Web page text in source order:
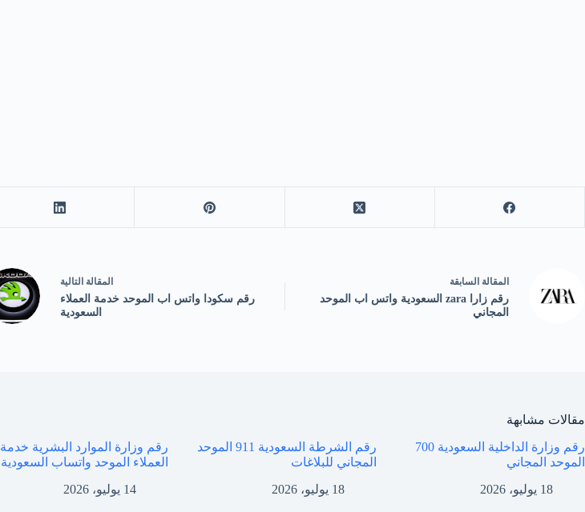
المقالة السابقة
رقم زارا zara السعودية واتس اب الموحد
المجاني
المقالة التالية
رقم سكودا واتس اب الموحد خدمة العملاء
السعودية
مقالات مشابهة
رقم وزارة الداخلية السعودية 700
الموحد المجاني
18 يوليو، 2026
رقم الشرطة السعودية 911 الموحد
المجاني للبلاغات
18 يوليو، 2026
رقم وزارة الموارد البشرية خدمة
العملاء الموحد واتساب السعودية
14 يوليو، 2026